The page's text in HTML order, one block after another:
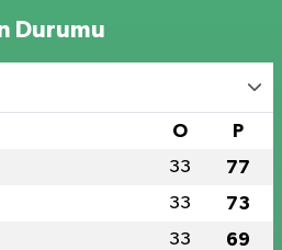
Durumu
O P
33 77
33 73
33 69